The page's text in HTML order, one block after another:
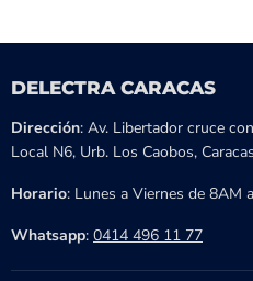
DELECTRA CARACAS
Dirección: Av. Libertador cruce
Local N6, Urb. Los Caobos,
Horario: Lunes a Viernes de 8AM
Whatsapp: 0414 496 11 77